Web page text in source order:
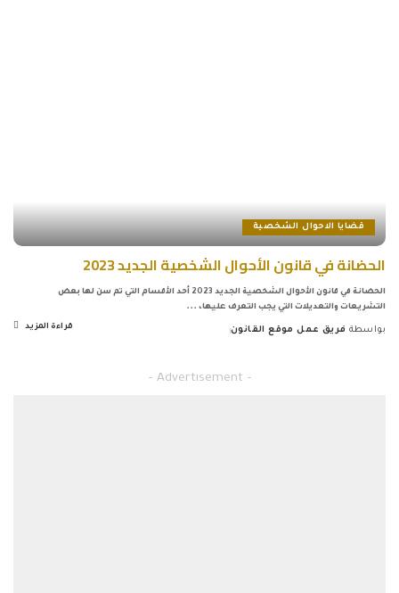
قضايا الاحوال الشخصية
الحضانة في قانون الأحوال الشخصية الجديد 2023
الحضانة في قانون الأحوال الشخصية الجديد 2023 أحد الأقسام التي تم سن لها بعض
التشريعات والتعديلات التي يجب التعرف عليها، ...
بواسطة فريق عمل موقع القانون قراءة المزيد
– Advertisement –